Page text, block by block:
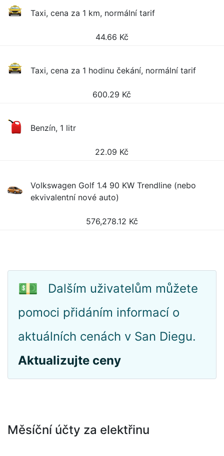
Taxi, cena za 1 km, normální tarif
44.66 Kč
Taxi, cena za 1 hodinu čekání, normální tarif
600.29 Kč
Benzín, 1 litr
22.09 Kč
Volkswagen Golf 1.4 90 KW Trendline (nebo
ekvivalentní nové auto)
576,278.12 Kč
💵
Dalším uživatelům můžete
pomoci přidáním informací o
aktuálních cenách v San Diegu.
Aktualizujte ceny
Měsíční účty za elektřinu